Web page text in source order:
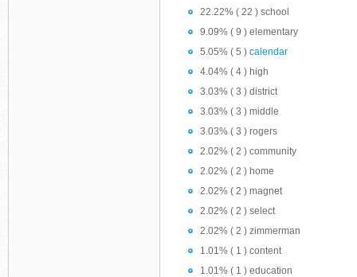
22.22% ( 22 ) school
9.09% ( 9 ) elementary
5.05% ( 5 ) calendar
4.04% ( 4 ) high
3.03% ( 3 ) district
3.03% ( 3 ) middle
3.03% ( 3 ) rogers
2.02% ( 2 ) community
2.02% ( 2 ) home
2.02% ( 2 ) magnet
2.02% ( 2 ) select
2.02% ( 2 ) zimmerman
1.01% ( 1 ) content
1.01% ( 1 ) education